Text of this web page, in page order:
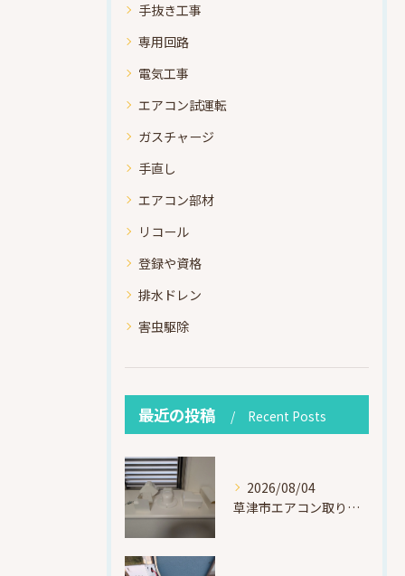
手抜き工事
専用回路
電気工事
エアコン試運転
ガスチャージ
手直し
エアコン部材
リコール
登録や資格
排水ドレン
害虫駆除
最近の投稿 Recent Posts
2026/08/04
草津市エアコン取り付け｜お客様取り外し済・化粧カバー再利用（ダイキン S225ATES・アウルコート草津）